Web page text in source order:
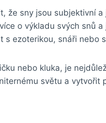
⁢že sny jsou subjektivní
o ‍výkladu svých snů
s⁣ ezoterikou, snáři⁤ nebo
nebo kluka,​ je
světu a vytvořit